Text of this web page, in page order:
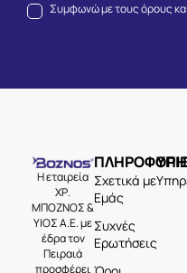
Συμφωνώ με τουςόρους
Η εταιρεία
ΧΡ.
ΜΠΟΖΝΟΣ &
ΥΙΟΣ Α.Ε. με
έδρα τον
Πειραιά
προσφέρει
Σχετικά με
Εμάς
Συχνές
Ερωτήσεις